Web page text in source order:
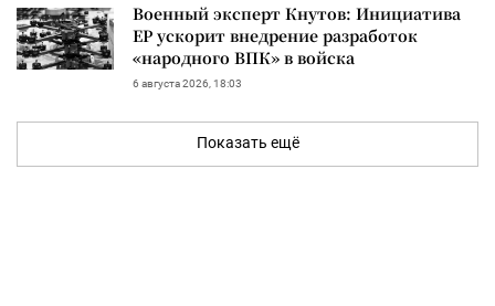
Военный эксперт Кнутов: Инициатива
ЕР ускорит внедрение разработок
«народного ВПК» в войска
6 августа 2026, 18:03
Показать ещё